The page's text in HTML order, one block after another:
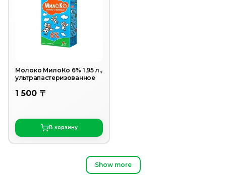
Молоко МилоКо 6% 1,95 л.,
ультрапастеризованное
1 500 〒
В корзину
Show more